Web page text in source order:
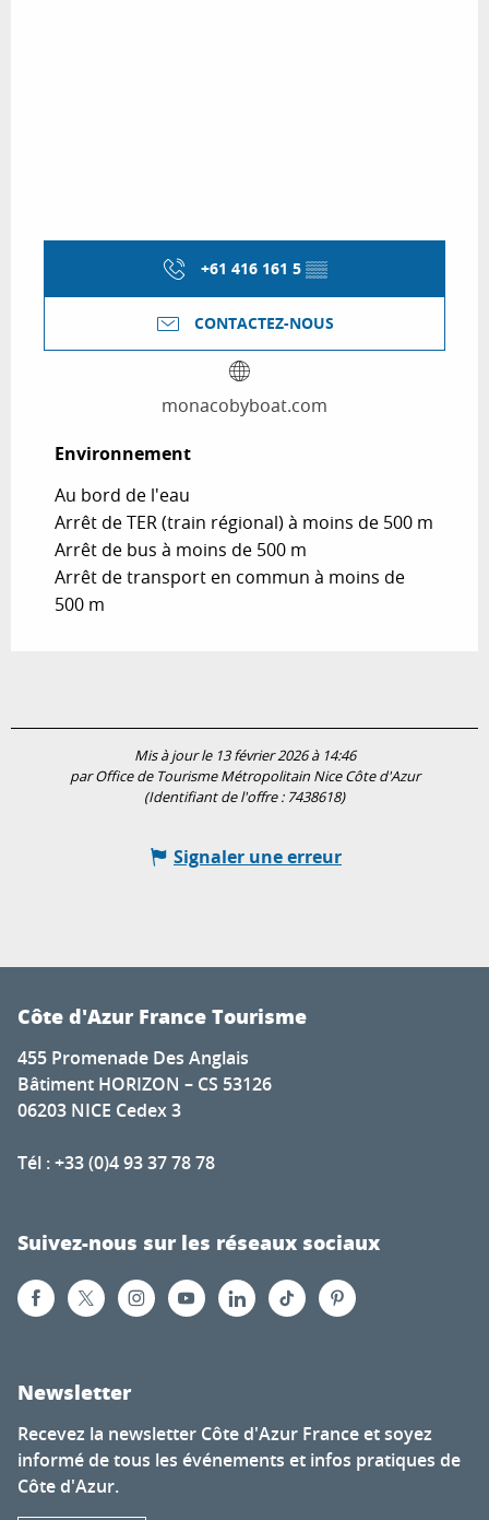
+61 416 161 5 ▒▒
CONTACTEZ-NOUS
monacobyboat.com
Environnement
Environnement
Au bord de l'eau
Arrêt de TER (train régional) à moins de 500 m
Arrêt de bus à moins de 500 m
Arrêt de transport en commun à moins de
500 m
Mis à jour le 13 février 2026 à 14:46
par Office de Tourisme Métropolitain Nice Côte d'Azur
(Identifiant de l'offre : 7438618)
Signaler une erreur
Côte d'Azur France Tourisme
455 Promenade Des Anglais
Bâtiment HORIZON – CS 53126
06203 NICE Cedex 3
Tél : +33 (0)4 93 37 78 78
Suivez-nous sur les réseaux sociaux
Newsletter
Recevez la newsletter Côte d'Azur France et soyez
informé de tous les événements et infos pratiques de
Côte d'Azur.